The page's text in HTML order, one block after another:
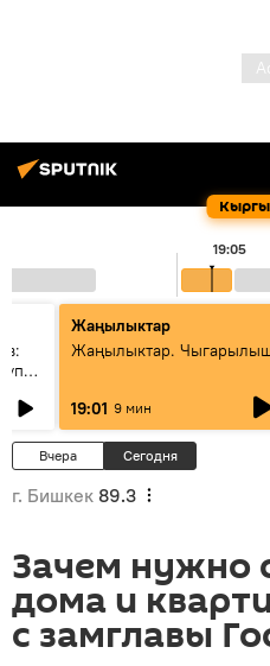
19:05
Жаңылыктар
Жаңылыктар.
19:01 9 мин
Вчера Сегодня
г. Бишкек 89.3
Зачем нужно
дома и
с замглавы